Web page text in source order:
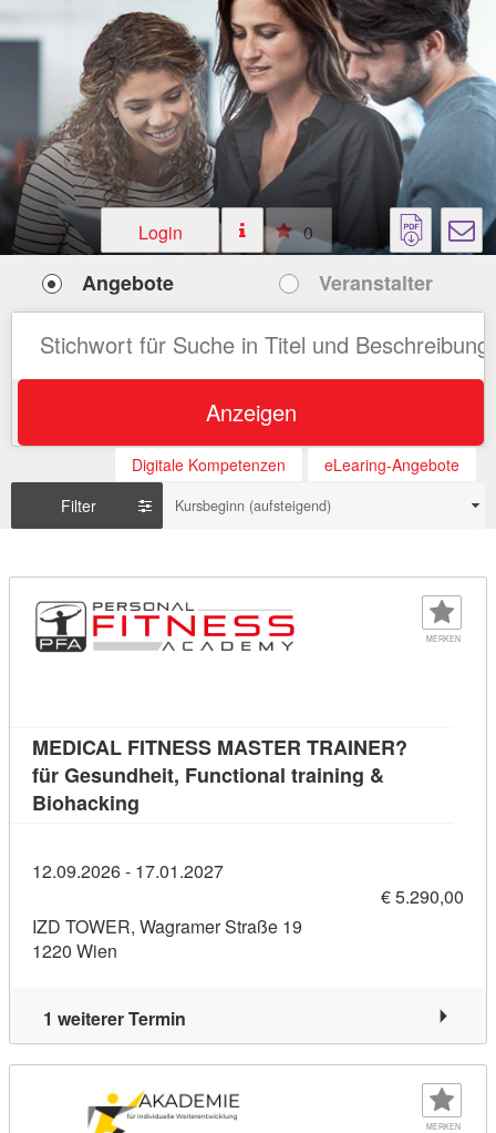
Login 0
Angebote Veranstalter
Anzeigen
Digitale Kompetenzen
eLearing-Angebote
Filter
Kursbeginn (aufsteigend)
MERKEN
MEDICAL FITNESS MASTER TRAINER?
für Gesundheit, Functional training &
Biohacking
12.09.2026 - 17.01.2027
€ 5.290,00
IZD TOWER, Wagramer Straße 19
1220 Wien
1 weiterer Termin
MERKEN